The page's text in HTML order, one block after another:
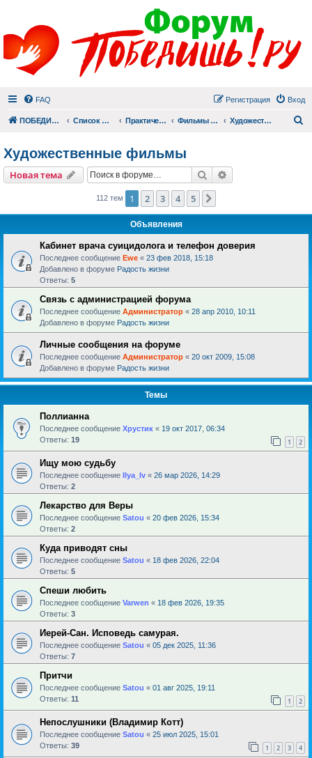
FAQ Вход
Регистрация
ПОБЕДИШЬ.РУ Список форумов Практический раздел Фильмы для души Художественные фильмы
Художественные фильмы
Новая тема Поиск
112 тем 1 2 3 4 5
Объявления
Кабинет врача суицидолога и телефон доверия
Последнее сообщение Ewe « 23 фев 2018, 15:18
Добавлено в форуме Радость жизни
Ответы: 5
Связь с администрацией форума
Последнее сообщение Администратор « 28 апр 2010, 10:11
Добавлено в форуме Радость жизни
Личные сообщения на форуме
Последнее сообщение Администратор « 20 окт 2009, 15:08
Добавлено в форуме Радость жизни
Темы
Поллианна
Последнее сообщение Хрустик « 19 окт 2017, 06:34
Ответы: 19 1 2
Ищу мою судьбу
Последнее сообщение Ilya_Iv « 26 мар 2026, 14:29
Ответы: 2
Лекарство для Веры
Последнее сообщение Satou « 20 фев 2026, 15:34
Ответы: 2
Куда приводят сны
Последнее сообщение Satou « 18 фев 2026, 22:04
Ответы: 5
Спеши любить
Последнее сообщение Varwen « 18 фев 2026, 19:35
Ответы: 3
Иерей-Сан. Исповедь самурая.
Последнее сообщение Satou « 05 дек 2025, 11:36
Ответы: 7
Притчи
Последнее сообщение Satou « 01 авг 2025, 19:11
Ответы: 11 1 2
Непослушники (Владимир Котт)
Последнее сообщение Satou « 25 июл 2025, 15:01
Ответы: 39 1 2 3 4